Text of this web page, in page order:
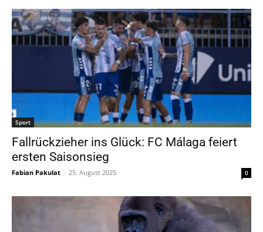
Sport
Fallrückzieher ins Glück: FC Málaga feiert
ersten Saisonsieg
Fabian Pakulat - 25. August 2025 0